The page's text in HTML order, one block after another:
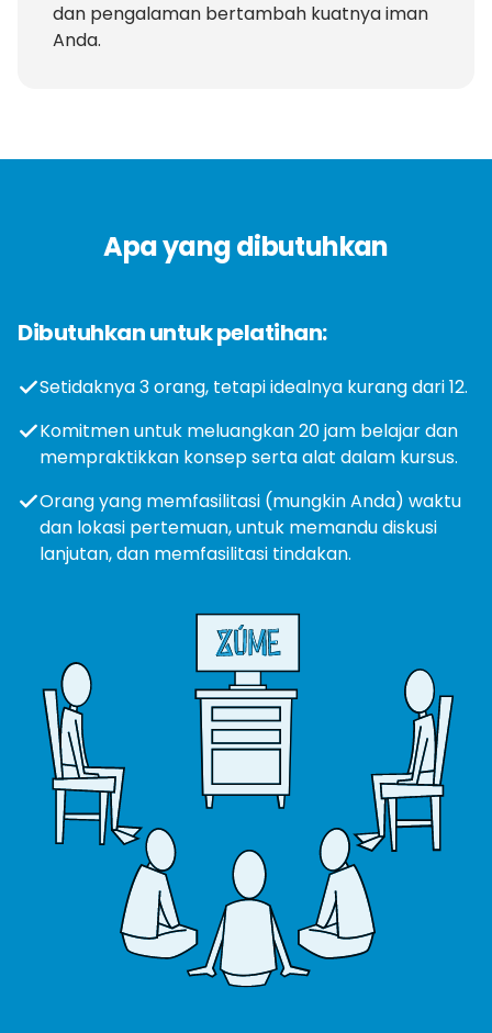
dan pengalaman bertambah kuatnya iman
Anda.
Apa yang dibutuhkan
Dibutuhkan untuk pelatihan:
Setidaknya 3 orang, tetapi idealnya kurang dari 12.
Komitmen untuk meluangkan 20 jam belajar dan
mempraktikkan konsep serta alat dalam kursus.
Orang yang memfasilitasi (mungkin Anda) waktu
dan lokasi pertemuan, untuk memandu diskusi
lanjutan, dan memfasilitasi tindakan.